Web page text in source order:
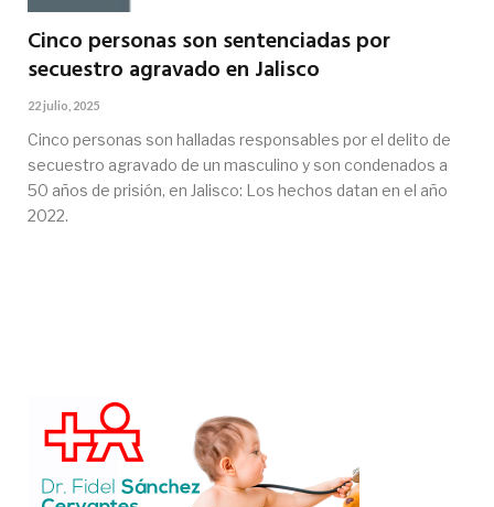
Cinco personas son sentenciadas por
secuestro agravado en Jalisco
22 julio, 2025
Cinco personas son halladas responsables por el delito de
secuestro agravado de un masculino y son condenados a
50 años de prisión, en Jalisco: Los hechos datan en el año
2022.